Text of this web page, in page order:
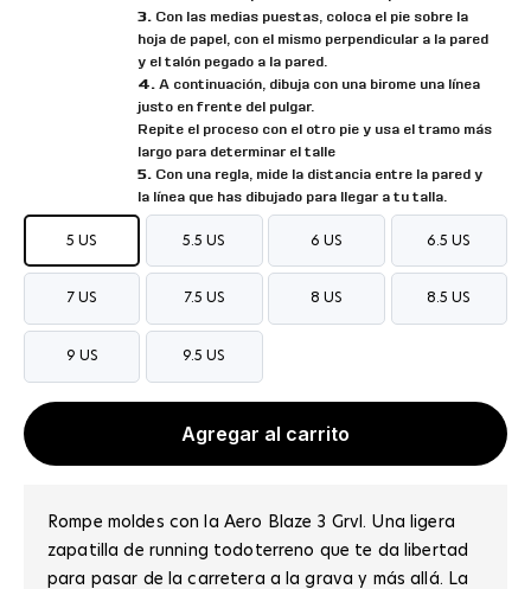
3. Con las medias puestas, coloca el pie sobre la
hoja de papel, con el mismo perpendicular a la pared
y el talón pegado a la pared.
4. A continuación, dibuja con una birome una línea
justo en frente del pulgar.
Repite el proceso con el otro pie y usa el tramo más
largo para determinar el talle
5. Con una regla, mide la distancia entre la pared y
la línea que has dibujado para llegar a tu talla.
5 US 5.5 US 6 US 6.5 US
7 US 7.5 US 8 US 8.5 US
9 US 9.5 US
Agregar al carrito
Rompe moldes con la Aero Blaze 3 Grvl. Una ligera
zapatilla de running todoterreno que te da libertad
para pasar de la carretera a la grava y más allá. La